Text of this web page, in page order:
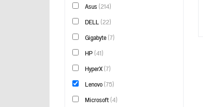
Asus(214)
DELL(22)
Gigabyte(7)
HP(41)
HyperX(7)
Lenovo(75)
Microsoft(4)